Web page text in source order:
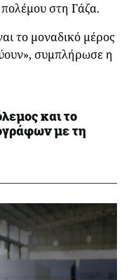
στη Γάζα.
το μοναδικό μέρος
συμπλήρωσε η
και το
με τη